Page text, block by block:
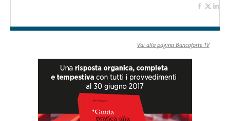
Vai alla pagina Bancaforte TV